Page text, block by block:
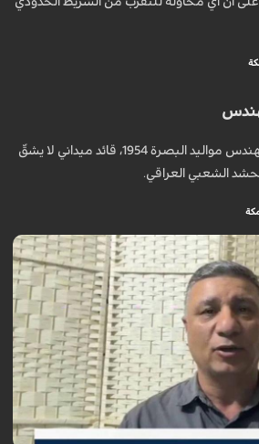
القائد الشهيد أبو مهدي المهندس مواليد البصرة 1954، قائد ميداني لا يشقّ
الشعبي العراقي.